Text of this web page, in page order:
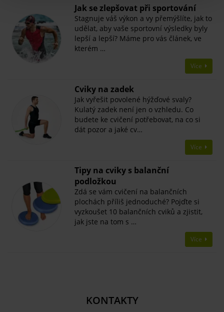
Jak se zlepšovat při sportování
Stagnuje váš výkon a vy přemýšlíte, jak to
udělat, aby vaše sportovní výsledky byly
lepší a lepší? Máme pro vás článek, ve
kterém …
Více
​Cviky na zadek
Jak vyřešit povolené hýžďové svaly?
Kulatý zadek není jen o vzhledu. Co
budete ke cvičení potřebovat, na co si
dát pozor a jaké cv…
Více
Tipy na cviky s balanční
podložkou
Zdá se vám cvičení na balančních
plochách příliš jednoduché? Pojďte si
vyzkoušet 10 balančních cviků a zjistit,
jak jste na tom s …
Více
KONTAKTY